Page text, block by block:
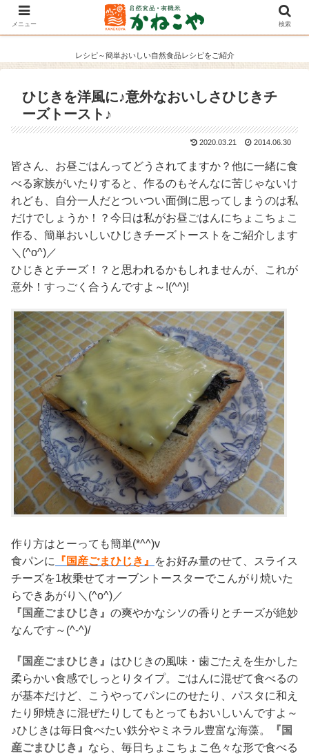
レシピ～簡単おいしい自然食品レシピをご紹介
ひじきを洋風に♪意外なおいしさひじきチ
ーズトースト♪
2020.03.21 2014.06.30
皆さん、お昼ごはんってどうされてますか？他に一緒に食
べる家族がいたりすると、作るのもそんなに苦じゃないけ
れども、自分一人だとついつい面倒に思ってしまうのは私
だけでしょうか！？今日は私がお昼ごはんにちょこちょこ
作る、簡単おいしいひじきチーズトーストをご紹介します
＼(^o^)／
ひじきとチーズ！？と思われるかもしれませんが、これが
意外！すっごく合うんですよ～!(^^)!
作り方はとーっても簡単(*^^)v
食パンに
『国産ごまひじき』
をお好み量のせて、スライス
チーズを1枚乗せてオーブントースターでこんがり焼いた
らできあがり＼(^o^)／
『国産ごまひじき』 の爽やかなシソの香りとチーズが絶妙
なんです～(^-^)/
『国産ごまひじき』 はひじきの風味・歯ごたえを生かした
柔らかい食感でしっとりタイプ。ごはんに混ぜて食べるの
が基本だけど、こうやってパンにのせたり、パスタに和え
たり卵焼きに混ぜたりしてもとってもおいしいんですよ～
♪ひじきは毎日食べたい鉄分やミネラル豊富な海藻。
『国
産ごまひじき』 なら、毎日ちょこちょこ色々な形で食べる
メニュー 検索